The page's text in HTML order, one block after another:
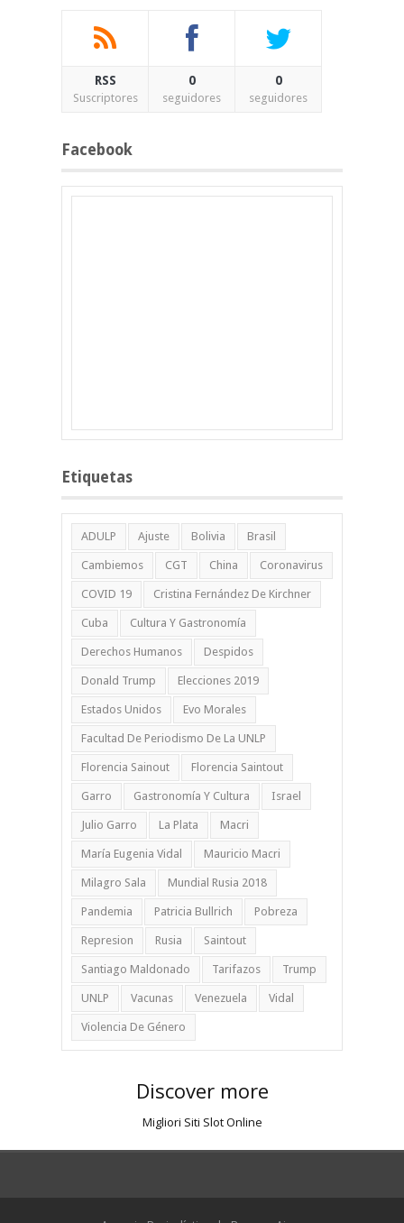
RSS
Suscriptores
0
seguidores
0
seguidores
Facebook
Etiquetas
ADULP Ajuste Bolivia Brasil
Cambiemos CGT China Coronavirus
COVID 19 Cristina Fernández De Kirchner
Cuba Cultura Y Gastronomía
Derechos Humanos Despidos
Donald Trump Elecciones 2019
Estados Unidos Evo Morales
Facultad De Periodismo De La UNLP
Florencia Sainout Florencia Saintout
Garro Gastronomía Y Cultura Israel
Julio Garro La Plata Macri
María Eugenia Vidal Mauricio Macri
Milagro Sala Mundial Rusia 2018
Pandemia Patricia Bullrich Pobreza
Represion Rusia Saintout
Santiago Maldonado Tarifazos Trump
UNLP Vacunas Venezuela Vidal
Violencia De Género
Discover more
Migliori Siti Slot Online